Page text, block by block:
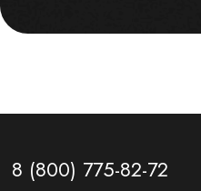
8 (800) 775-82-72